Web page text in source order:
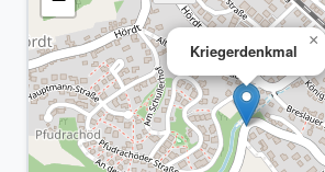
Kriegerdenkmal
×